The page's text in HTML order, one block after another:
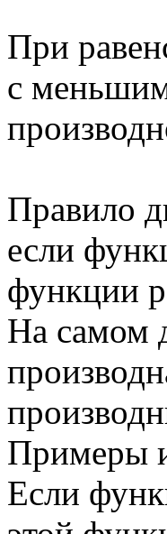
При
с
Правило
если
функции
На самом
Примеры
Если